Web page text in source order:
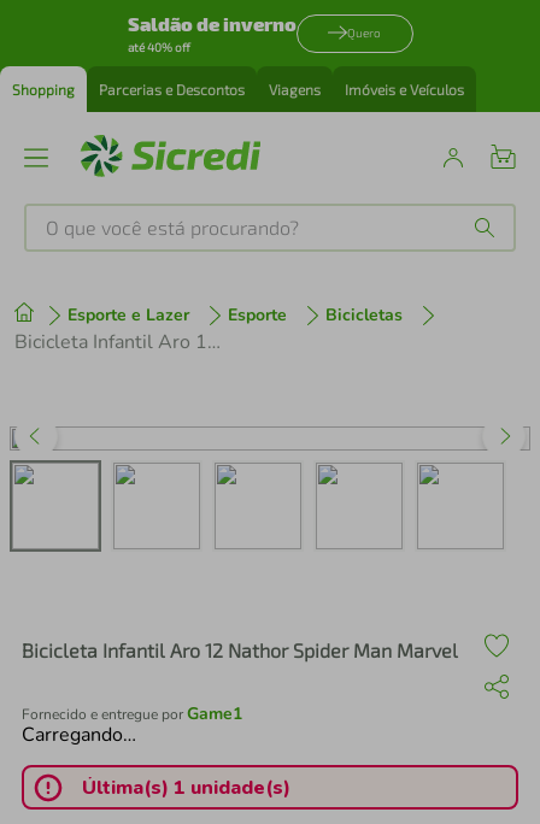
Saldão de inverno
até 40% off
Quero
Shopping Parcerias e Descontos Viagens Imóveis e Veículos
O que você está procurando?
Esporte e Lazer Esporte Bicicletas
Bicicleta Infantil Aro 12 Nathor Spider Man Marvel
Bicicleta Infantil Aro 12 Nathor Spider Man Marvel
Fornecido e entregue porGame1
Carregando…
Última(s) 1 unidade(s)
1º tenis
perfume